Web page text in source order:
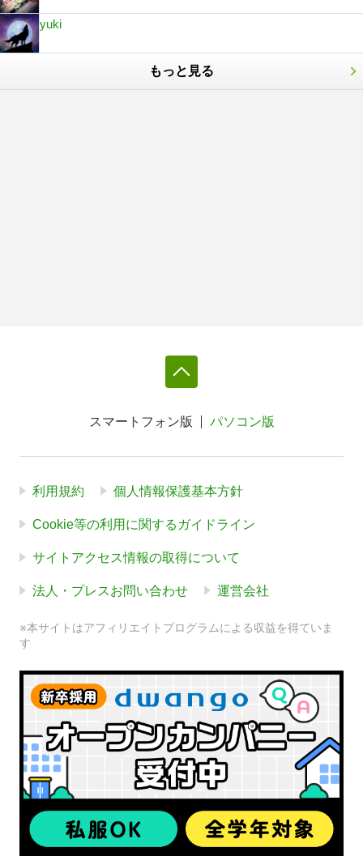
yuki
もっと見る
スマートフォン版 パソコン版
利用規約 個人情報保護基本方針
Cookie等の利用に関するガイドライン
サイトアクセス情報の取得について
法人・プレスお問い合わせ 運営会社
※本サイトはアフィリエイトプログラムによる収益を得ていま
す